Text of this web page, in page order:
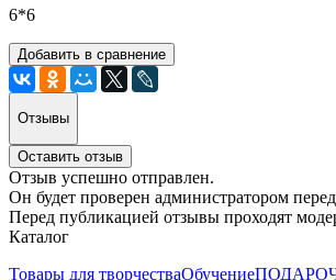
6*6
Добавить в сравнение
Отзывы
Оставить отзыв
Отзыв успешно отправлен.
Он будет проверен администратором
Перед публикацией отзывы проходят
Каталог
Товары для творчестваОбучение